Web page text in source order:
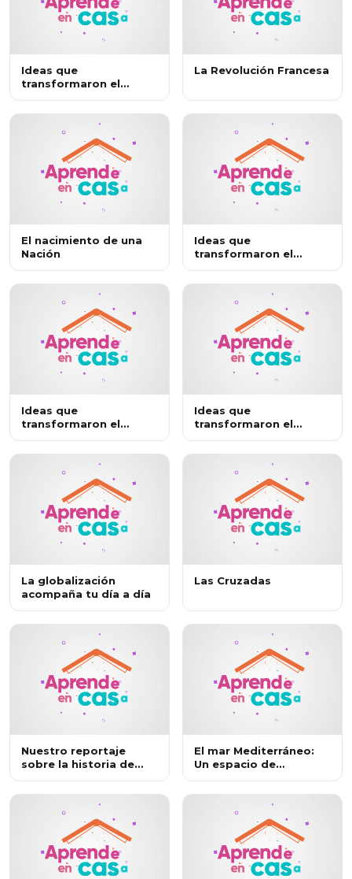
Ideas que
transformaron el
colonias de España en
América
La Revolución Francesa
El nacimiento de una
Nación
Ideas que
transformaron el
Ideas que
transformaron el
Ideas que
transformaron el
La globalización
acompaña tu día a día
Las Cruzadas
Nuestro reportaje
sobre la historia de
El mar Mediterráneo:
Un espacio de